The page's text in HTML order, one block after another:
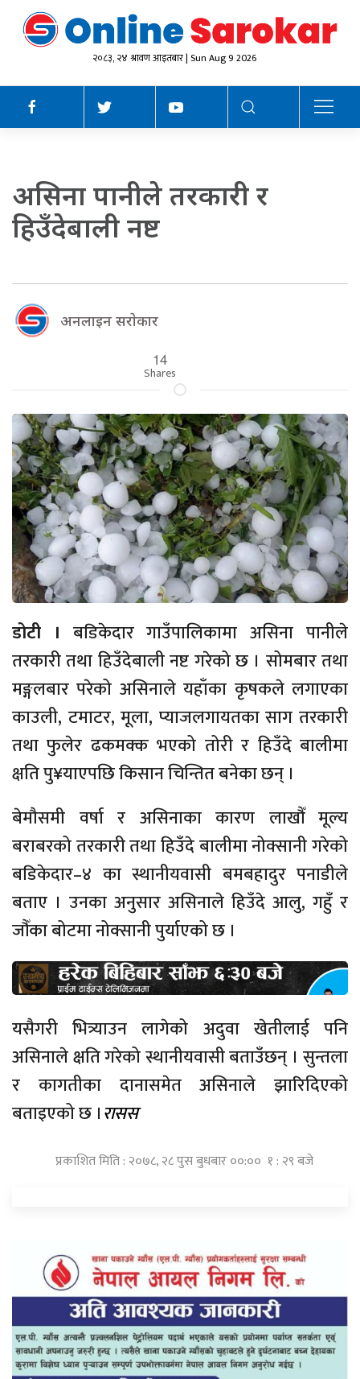
२०८३, २४ श्रावण आइतबार | Sun Aug 9 2026
असिना पानीले तरकारी र
हिउँदेबाली नष्ट
अनलाइन सराेकार
14
Shares
डोटी । बडिकेदार गाउँपालिकामा असिना पानीले
तरकारी तथा हिउँदेबाली नष्ट गरेको छ । सोमबार तथा
मङ्गलबार परेको असिनाले यहाँका कृषकले लगाएका
काउली, टमाटर, मूला, प्याजलगायतका साग तरकारी
तथा फुलेर ढकमक्क भएको तोरी र हिउँदे बालीमा
क्षति पु¥याएपछि किसान चिन्तित बनेका छन् ।
बेमौसमी वर्षा र असिनाका कारण लाखौँ मूल्य
बराबरको तरकारी तथा हिउँदे बालीमा नोक्सानी गरेको
बडिकेदार–४ का स्थानीयवासी बमबहादुर पनाडीले
बताए । उनका अनुसार असिनाले हिउँदे आलु, गहुँ र
जौँका बोटमा नोक्सानी पुर्याएको छ ।
यसैगरी भित्र्याउन लागेको अदुवा खेतीलाई पनि
असिनाले क्षति गरेको स्थानीयवासी बताउँछन् । सुन्तला
र कागतीका दानासमेत असिनाले झारिदिएको
बताइएको छ ।रासस
प्रकाशित मिति : २०७८, २८ पुस बुधबार ००:०० १ : २९ बजे